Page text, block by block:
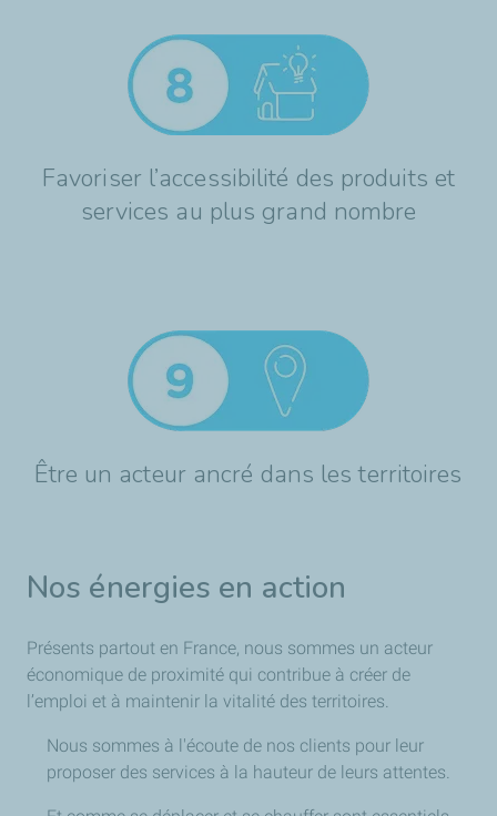
Favoriser l’accessibilité des produits et
services au plus grand nombre
Être un acteur ancré dans les territoires
Nos énergies en action
Présents partout en France, nous sommes un acteur
économique de proximité qui contribue à créer de
l’emploi et à maintenir la vitalité des territoires.
Nous sommes à l'écoute de nos clients pour leur
proposer des services à la hauteur de leurs attentes.